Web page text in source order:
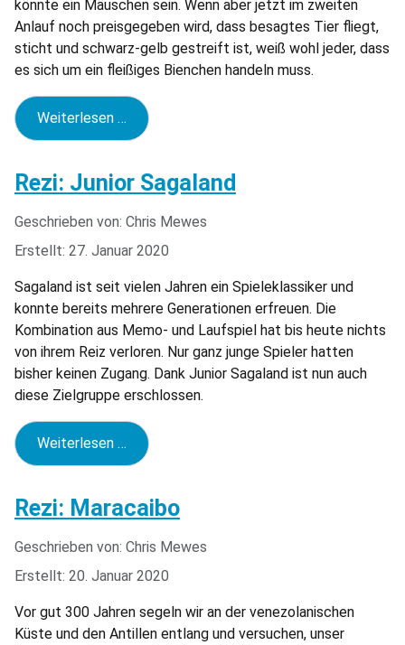
könnte ein Mäuschen sein. Wenn aber jetzt im zweiten
Anlauf noch preisgegeben wird, dass besagtes Tier fliegt,
sticht und schwarz-gelb gestreift ist, weiß wohl jeder, dass
es sich um ein fleißiges Bienchen handeln muss.
Weiterlesen …
Rezi: Junior Sagaland
Geschrieben von: Chris Mewes
Erstellt: 27. Januar 2020
Sagaland ist seit vielen Jahren ein Spieleklassiker und
konnte bereits mehrere Generationen erfreuen. Die
Kombination aus Memo- und Laufspiel hat bis heute nichts
von ihrem Reiz verloren. Nur ganz junge Spieler hatten
bisher keinen Zugang. Dank Junior Sagaland ist nun auch
diese Zielgruppe erschlossen.
Weiterlesen …
Rezi: Maracaibo
Geschrieben von: Chris Mewes
Erstellt: 20. Januar 2020
Vor gut 300 Jahren segeln wir an der venezolanischen
Küste und den Antillen entlang und versuchen, unser